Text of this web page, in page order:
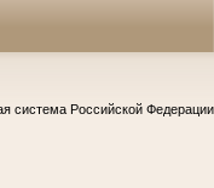
система Российской